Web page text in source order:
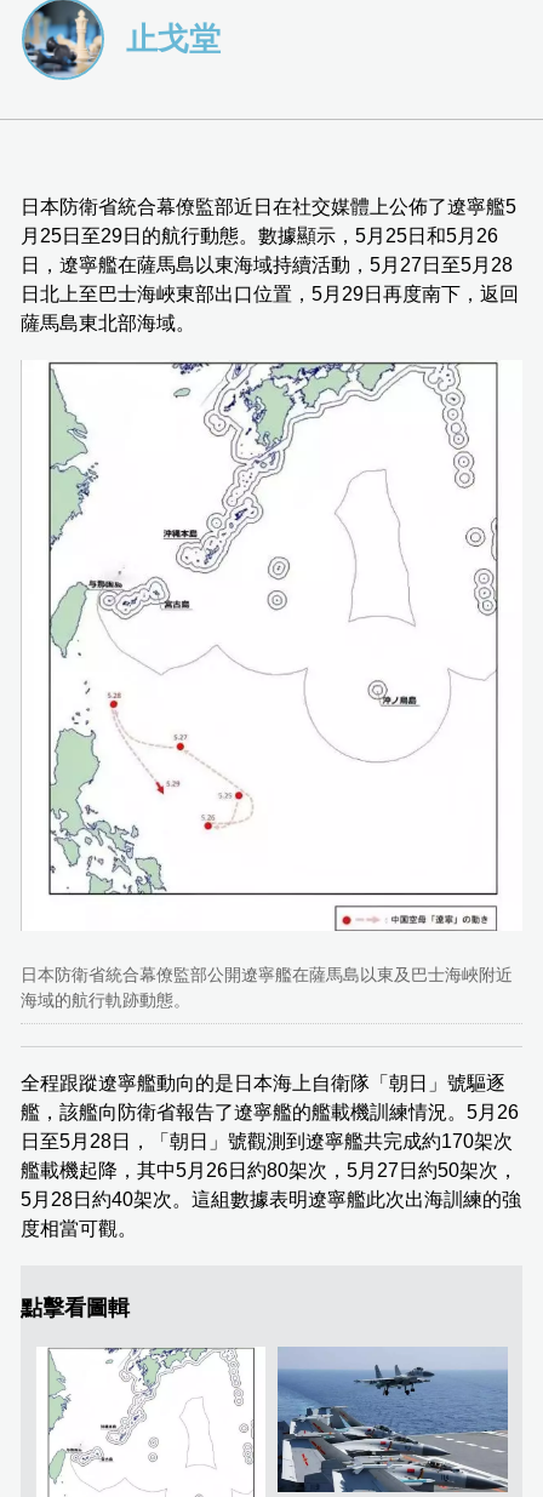
止戈堂
日本防衛省統合幕僚監部近日在社交媒體上公佈了遼寧艦5
月25日至29日的航行動態。數據顯示，5月25日和5月26
日，遼寧艦在薩馬島以東海域持續活動，5月27日至5月28
日北上至巴士海峽東部出口位置，5月29日再度南下，返回
薩馬島東北部海域。
日本防衛省統合幕僚監部公開遼寧艦在薩馬島以東及巴士海峽附近
海域的航行軌跡動態。
全程跟蹤遼寧艦動向的是日本海上自衛隊「朝日」號驅逐
艦，該艦向防衛省報告了遼寧艦的艦載機訓練情況。5月26
日至5月28日，「朝日」號觀測到遼寧艦共完成約170架次
艦載機起降，其中5月26日約80架次，5月27日約50架次，
5月28日約40架次。這組數據表明遼寧艦此次出海訓練的強
度相當可觀。
點擊看圖輯